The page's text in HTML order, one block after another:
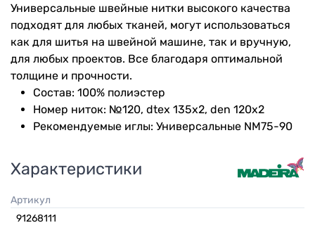
Универсальные швейные нитки высокого качества
подходят для любых тканей, могут использоваться
как для шитья на швейной машине, так и вручную,
для любых проектов. Все благодаря оптимальной
толщине и прочности.
Состав: 100% полиэстер
Номер ниток: №120, dtex 135x2, den 120x2
Рекомендуемые иглы: Универсальные NM75-90
Характеристики
Артикул
91268111